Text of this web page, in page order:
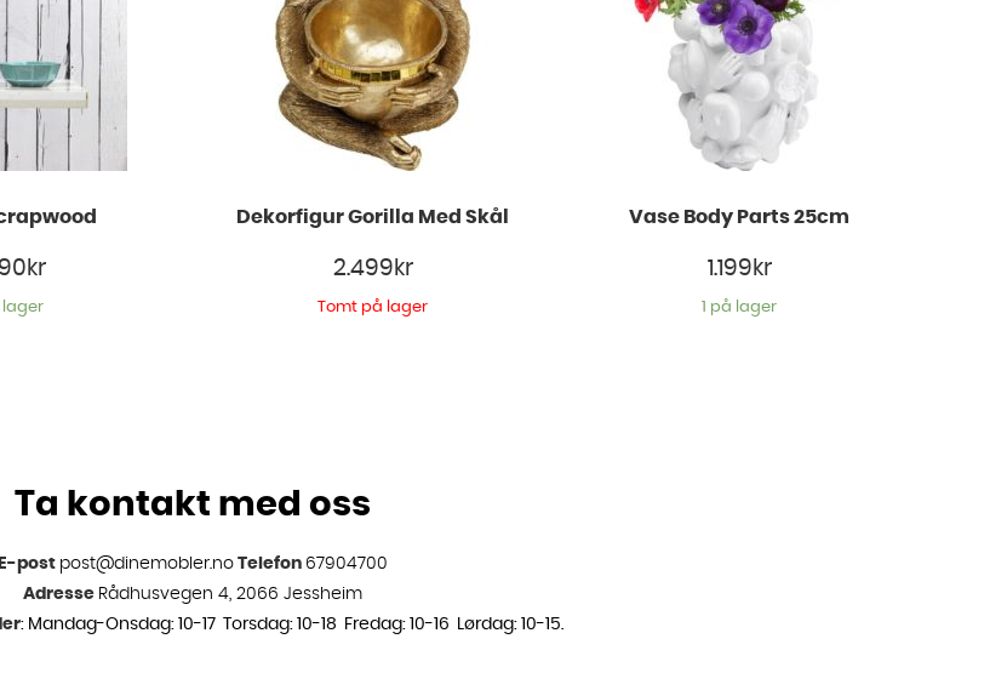
kr
lager
Dekorfigur Gorilla Med Skål
2.499 kr
Tomt på lager
Vase Body Parts 25cm
1.199 kr
1 på lager
Ta kontakt med oss
E-post post@dinemobler.no Telefon 67904700
Adresse Rådhusvegen 4, 2066 Jessheim
: Mandag-Onsdag: 10-17 Torsdag: 10-18 Fredag: 10-16 Lørdag: 10-15.